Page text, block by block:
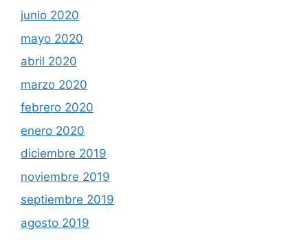
junio 2020
mayo 2020
abril 2020
marzo 2020
febrero 2020
enero 2020
diciembre 2019
noviembre 2019
septiembre 2019
agosto 2019